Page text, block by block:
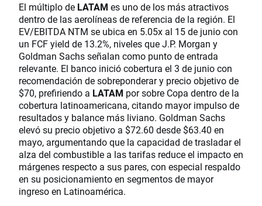
El múltiplo de LATAM es uno de los más atractivos
dentro de las aerolíneas de referencia de la región. El
EV/EBITDA NTM se ubica en 5.05x al 15 de junio con
un FCF yield de 13.2%, niveles que J.P. Morgan y
Goldman Sachs señalan como punto de entrada
relevante. El banco inició cobertura el 3 de junio con
recomendación de sobreponderar y precio objetivo de
$70, prefiriendo a LATAM por sobre Copa dentro de la
cobertura latinoamericana, citando mayor impulso de
resultados y balance más liviano. Goldman Sachs
elevó su precio objetivo a $72.60 desde $63.40 en
mayo, argumentando que la capacidad de trasladar el
alza del combustible a las tarifas reduce el impacto en
márgenes respecto a sus pares, con especial respaldo
en su posicionamiento en segmentos de mayor
ingreso en Latinoamérica.